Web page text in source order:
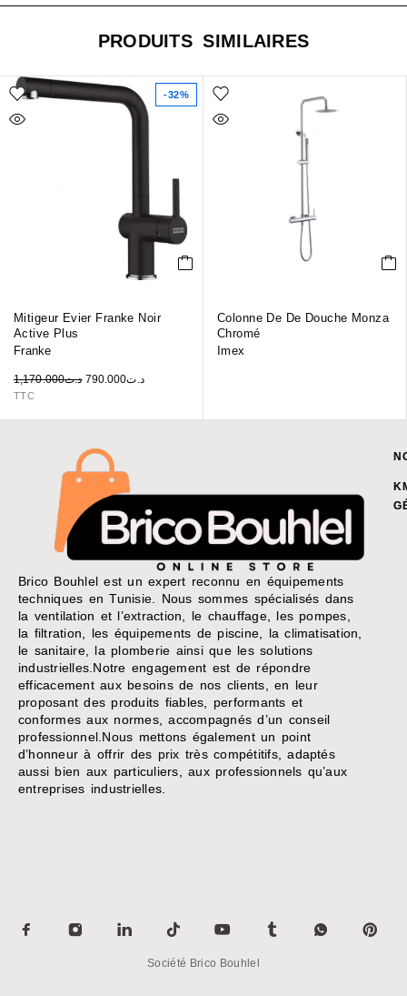
PRODUITS SIMILAIRES
-32%
Mitigeur Evier Franke Noir
Active Plus
Franke
د.ت1,170.000 د.ت790.000
TTC
Colonne De De Douche Monza
Chromé
Imex
Brico Bouhlel est un expert reconnu en équipements
techniques en Tunisie. Nous sommes spécialisés dans
la ventilation et l’extraction, le chauffage, les pompes,
la filtration, les équipements de piscine, la climatisation,
le sanitaire, la plomberie ainsi que les solutions
industrielles.Notre engagement est de répondre
efficacement aux besoins de nos clients, en leur
proposant des produits fiables, performants et
conformes aux normes, accompagnés d’un conseil
professionnel.Nous mettons également un point
d’honneur à offrir des prix très compétitifs, adaptés
aussi bien aux particuliers, aux professionnels qu’aux
entreprises industrielles.
Société Brico Bouhlel